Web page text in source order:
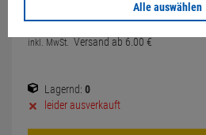
39.00 €
inkl. MwSt. Versand ab 6. 00 €
Lagernd: 0
leider ausverkauft
Alle auswählen